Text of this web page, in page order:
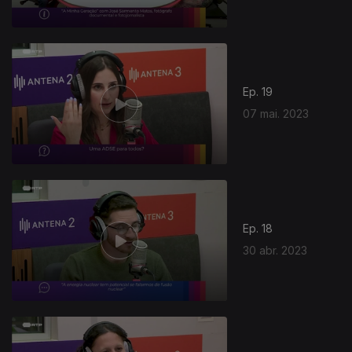
Ep. 19
07 mai. 2023
Ep. 18
30 abr. 2023
688583